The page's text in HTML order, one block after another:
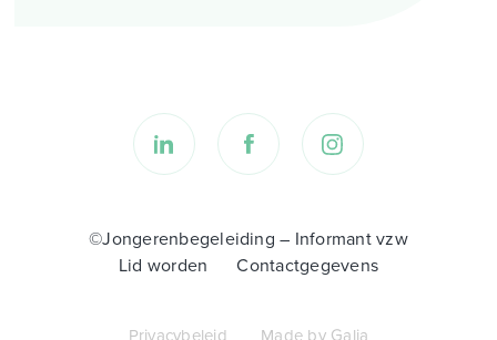
©Jongerenbegeleiding – Informant vzw
Lid worden
Contactgegevens